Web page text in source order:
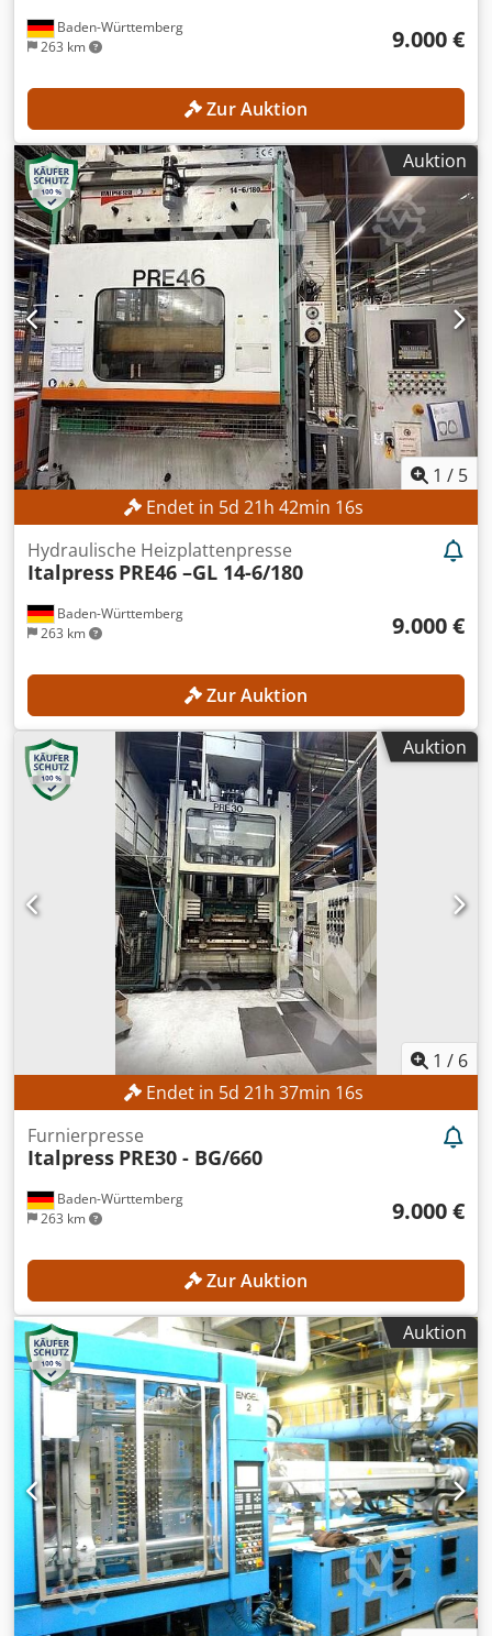
Baden-Württemberg
263 km
9.000 €
Zur Auktion
Auktion
1 / 5
Endet in 5d 21h 42min 14s
Baden-Württemberg
263 km
Hydraulische Heizplattenpresse
Italpress PRE46 –GL 14-6/180
9.000 €
Zur Auktion
Auktion
1 / 6
Endet in 5d 21h 37min 14s
Baden-Württemberg
263 km
Furnierpresse
Italpress PRE30 - BG/660
9.000 €
Zur Auktion
Auktion